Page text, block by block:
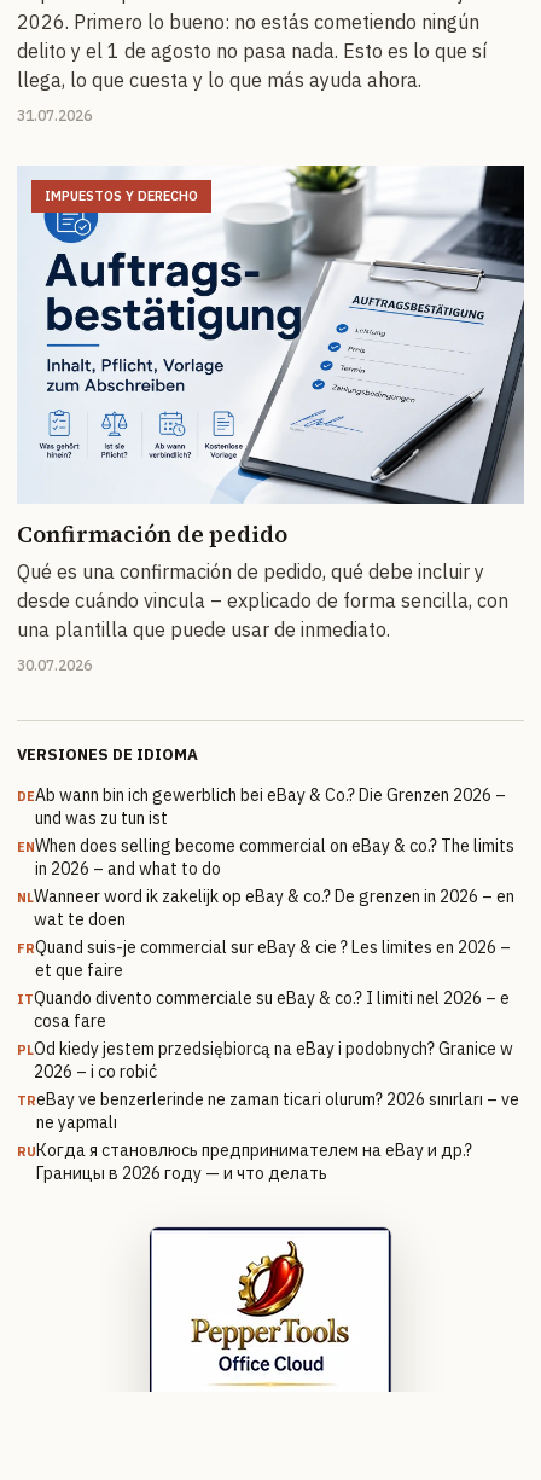
2026. Primero lo bueno: no estás cometiendo ningún
delito y el 1 de agosto no pasa nada. Esto es lo que sí
llega, lo que cuesta y lo que más ayuda ahora.
31.07.2026
IMPUESTOS Y DERECHO
Confirmación de pedido
Qué es una confirmación de pedido, qué debe incluir y
desde cuándo vincula – explicado de forma sencilla, con
una plantilla que puede usar de inmediato.
30.07.2026
VERSIONES DE IDIOMA
DEAb wann bin ich gewerblich bei eBay & Co.? Die Grenzen 2026 –
und was zu tun ist
ENWhen does selling become commercial on eBay & co.? The limits
in 2026 – and what to do
NLWanneer word ik zakelijk op eBay & co.? De grenzen in 2026 – en
wat te doen
FRQuand suis-je commercial sur eBay & cie ? Les limites en 2026 –
et que faire
ITQuando divento commerciale su eBay & co.? I limiti nel 2026 – e
cosa fare
PLOd kiedy jestem przedsiębiorcą na eBay i podobnych? Granice w
2026 – i co robić
TReBay ve benzerlerinde ne zaman ticari olurum? 2026 sınırları – ve
ne yapmalı
RUКогда я становлюсь предпринимателем на eBay и др.?
Границы в 2026 году — и что делать